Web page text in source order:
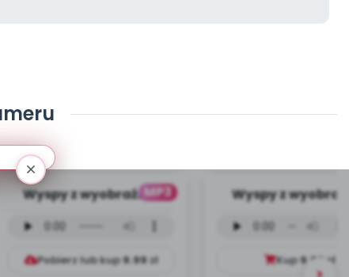
MP3
Wyspy z wyobraźni -
(PD, mp3)
Pobierz lub kup9.99zł
Wyspy z
mp3)
Kup9.99 zł